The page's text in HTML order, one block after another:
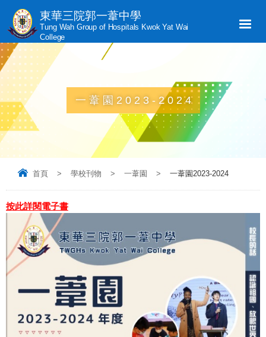
東華三院郭一葦中學
Tung Wah Group of Hospitals Kwok Yat Wai
College
一葦園2023-2024
首頁 > 學校刊物 > 一葦園 > 一葦園2023-2024
按此詳閱電子書